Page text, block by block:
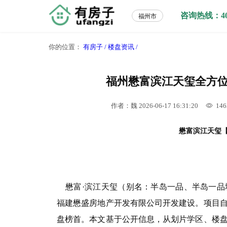
福州市 咨询热线：
你的位置： 有房子 / 楼盘资讯 /
福州懋富滨江天玺全方
作者：魏 2026-06-17 16:31:20
懋富滨江天玺
懋富·滨江天玺（别名：半岛一品、半岛一
福建懋盛房地产开发有限公司开发建设。项目
盘榜首。本文基于公开信息，从划片学区、楼